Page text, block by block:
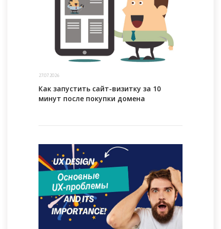
27.07.2026
Как запустить сайт-визитку за 10
минут после покупки домена